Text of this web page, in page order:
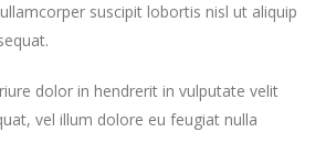
suscipit lobortis nisl ut aliquip
dolor in hendrerit in vulputate velit
vel illum dolore eu feugiat nulla